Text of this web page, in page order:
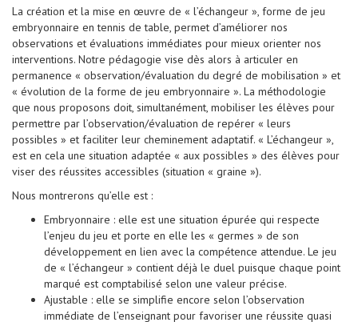
La création et la mise en œuvre de « l’échangeur », forme de jeu
embryonnaire en tennis de table, permet d’améliorer nos
observations et évaluations immédiates pour mieux orienter nos
interventions. Notre pédagogie vise dès alors à articuler en
permanence « observation/évaluation du degré de mobilisation » et
« évolution de la forme de jeu embryonnaire ». La méthodologie
que nous proposons doit, simultanément, mobiliser les élèves pour
permettre par l’observation/évaluation de repérer « leurs
possibles » et faciliter leur cheminement adaptatif. « L’échangeur »,
est en cela une situation adaptée « aux possibles » des élèves pour
viser des réussites accessibles (situation « graine »).
Nous montrerons qu’elle est :
Embryonnaire : elle est une situation épurée qui respecte
l’enjeu du jeu et porte en elle les « germes » de son
développement en lien avec la compétence attendue. Le jeu
de « l’échangeur » contient déjà le duel puisque chaque point
marqué est comptabilisé selon une valeur précise.
Ajustable : elle se simplifie encore selon l’observation
immédiate de l’enseignant pour favoriser une réussite quasi